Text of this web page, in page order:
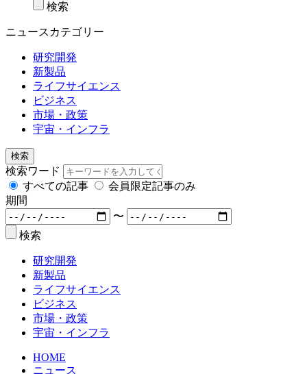
検索
ニュースカテゴリー
研究開発
新製品
ライフサイエンス
ビジネス
市場・政策
宇宙・インフラ
検索
検索ワード
すべての記事
会員限定記事のみ
期間
〜
検索
研究開発
新製品
ライフサイエンス
ビジネス
市場・政策
宇宙・インフラ
HOME
ニュース